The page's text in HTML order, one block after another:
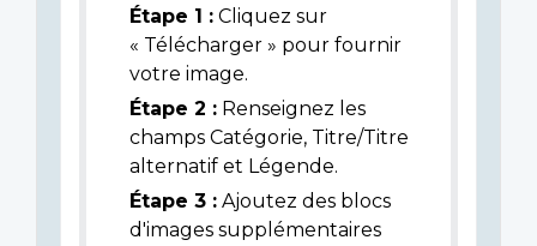
Étape 1 : Cliquez sur
« Télécharger » pour fournir
votre image.
Étape 2 : Renseignez les
champs Catégorie, Titre/Titre
alternatif et Légende.
Étape 3 : Ajoutez des blocs
d'images supplémentaires